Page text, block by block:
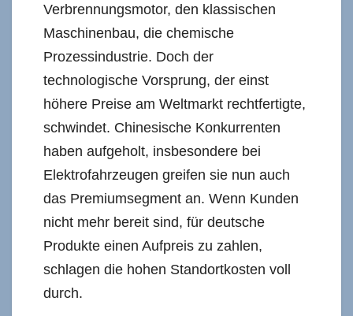
Verbrennungsmotor, den klassischen
Maschinenbau, die chemische
Prozessindustrie. Doch der
technologische Vorsprung, der einst
höhere Preise am Weltmarkt rechtfertigte,
schwindet. Chinesische Konkurrenten
haben aufgeholt, insbesondere bei
Elektrofahrzeugen greifen sie nun auch
das Premiumsegment an. Wenn Kunden
nicht mehr bereit sind, für deutsche
Produkte einen Aufpreis zu zahlen,
schlagen die hohen Standortkosten voll
durch.